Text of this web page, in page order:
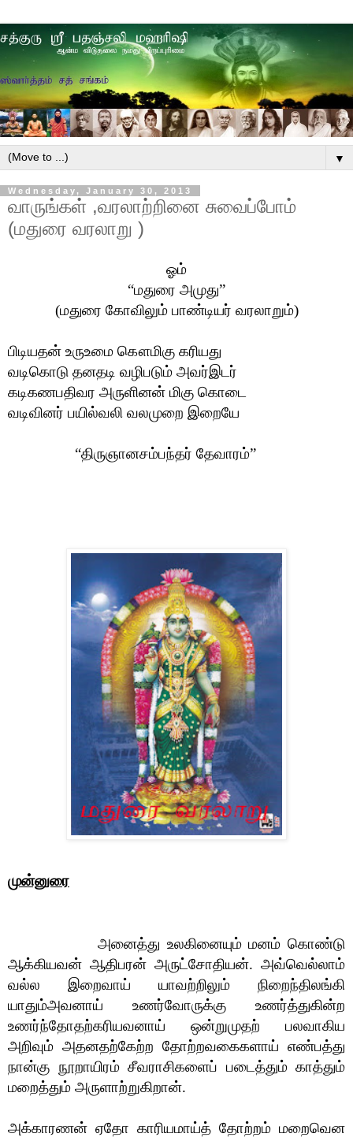
▼
Wednesday, January 30, 2013
வாருங்கள் ,வரலாற்றினை சுவைப்போம்
(மதுரை வரலாறு )
ஓம்
“மதுரை அமுது”
(மதுரை கோவிலும் பாண்டியர் வரலாறும்)
பிடியதன் உருஉமை கௌமிகு கரியது
வடிகொடு தனதடி வழிபடும் அவர்இடர்
கடிகணபதிவர அருளினன் மிகு கொடை
வடிவினர் பயில்வலி வலமுறை இறையே
“திருஞானசம்பந்தர் தேவாரம்”
முன்னுரை
அனைத்து உலகினையும் மனம் கொண்டு
ஆக்கியவன் ஆதிபரன் அருட்சோதியன். அவ்வெல்லாம்
வல்ல இறைவாய் யாவற்றிலும் நிறைந்திலங்கி
யாதும்அவனாய் உணர்வோருக்கு உணர்த்துகின்ற
உணர்ந்தோதற்கரியவனாய் ஒன்றுமுதற் பலவாகிய
அறிவும் அதனதற்கேற்ற தோற்றவகைகளாய் எண்பத்து
நான்கு நூறாயிரம் சீவராசிகளைப் படைத்தும் காத்தும்
மறைத்தும் அருளாற்றுகிறான்.
அக்காரணன் ஏதோ காரியமாய்த் தோற்றம் மறைவென